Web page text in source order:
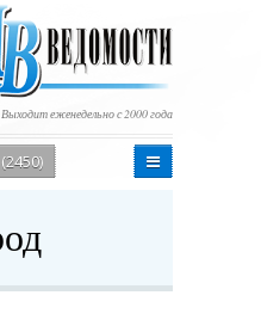
Выходит еженедельно с 2000 года